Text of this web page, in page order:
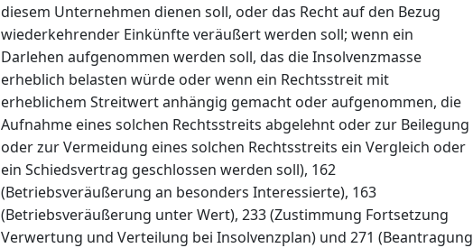
diesem Unternehmen dienen soll, oder das Recht auf den Bezug
wiederkehrender Einkünfte veräußert werden soll; wenn ein
Darlehen aufgenommen werden soll, das die Insolvenzmasse
erheblich belasten würde oder wenn ein Rechtsstreit mit
erheblichem Streitwert anhängig gemacht oder aufgenommen, die
Aufnahme eines solchen Rechtsstreits abgelehnt oder zur Beilegung
oder zur Vermeidung eines solchen Rechtsstreits ein Vergleich oder
ein Schiedsvertrag geschlossen werden soll), 162
(Betriebsveräußerung an besonders Interessierte), 163
(Betriebsveräußerung unter Wert), 233 (Zustimmung Fortsetzung
Verwertung und Verteilung bei Insolvenzplan) und 271 (Beantragung